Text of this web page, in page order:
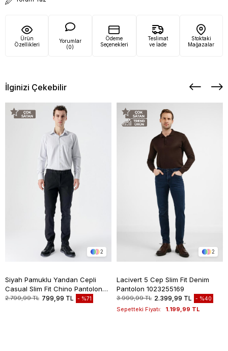
Ürün
Özellikleri
Yorumlar
(0)
Ödeme
Seçenekleri
Teslimat
ve İade
Stoktaki
Mağazalar
İlginizi Çekebilir
2
Siyah Pamuklu Yandan Cepli
Casual Slim Fit Chino Pantolon
1003235117
2.799,99 TL 799,99 TL %71
2
Lacivert 5 Cep Slim Fit Denim
Pantolon 1023255169
3.999,99 TL 2.399,99 TL %40
Sepetteki Fiyatı: 1.199,99 TL